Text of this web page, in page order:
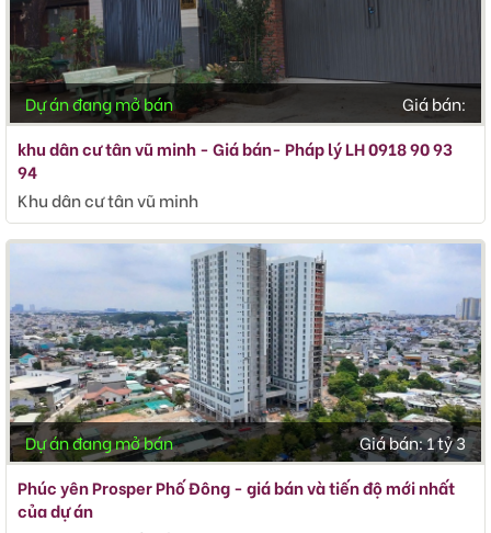
Dự án đang mở bán
Giá bán:
khu dân cư tân vũ minh - Giá bán- Pháp lý LH 0918 90 93
94
Khu dân cư tân vũ minh
Dự án đang mở bán Giá bán:1 tỷ 3
Phúc yên Prosper Phố Đông - giá bán và tiến độ mới nhất
của dự án